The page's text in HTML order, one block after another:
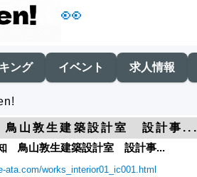
👀
ング イベント 求人情報
山敦生建築設計室 設計事...
鳥山敦生建築設計室 設計事...
ata.com/works_interior01_ic001.html